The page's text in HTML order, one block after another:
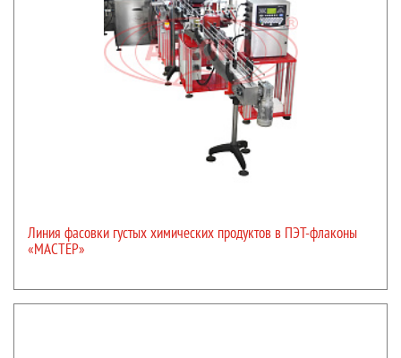
Линия фасовки густых химических продуктов в ПЭТ-флаконы
«МАСТЕР»